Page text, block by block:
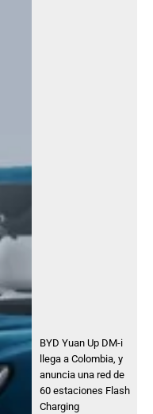
BYD Yuan Up DM-i
llega a Colombia, y
anuncia una red de
60 estaciones Flash
Charging